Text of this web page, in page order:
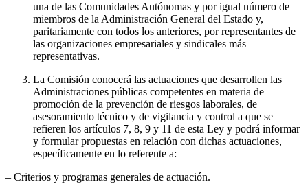
una de las Comunidades Autónomas y por igual número de
miembros de la Administración General del Estado y,
paritariamente con todos los anteriores, por representantes de
las organizaciones empresariales y sindicales más
representativas.
La Comisión conocerá las actuaciones que desarrollen las
Administraciones públicas competentes en materia de
promoción de la prevención de riesgos laborales, de
asesoramiento técnico y de vigilancia y control a que se
refieren los artículos 7, 8, 9 y 11 de esta Ley y podrá informar
y formular propuestas en relación con dichas actuaciones,
específicamente en lo referente a:
– Criterios y programas generales de actuación.